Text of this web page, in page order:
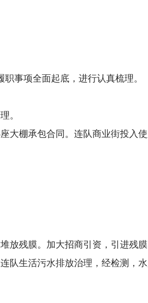
事项全面起底，进行认真梳理。
。
大棚承包合同。连队商业街投入使
放残膜。加大招商引资，引进残
队生活污水排放治理，经检测，水